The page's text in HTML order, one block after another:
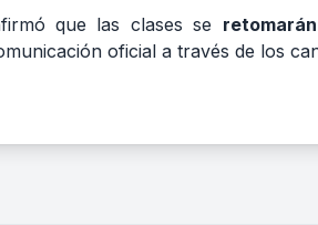
que las clases se
oficial a través de los